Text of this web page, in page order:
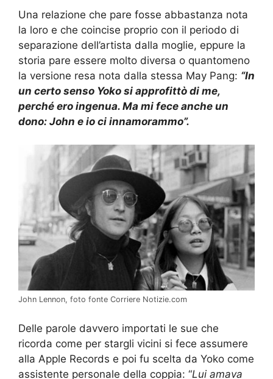
Una relazione che pare fosse abbastanza nota
la loro e che coincise proprio con il periodo di
separazione dell’artista dalla moglie, eppure la
storia pare essere molto diversa o quantomeno
la versione resa nota dalla stessa May Pang: “In
un certo senso Yoko si approfittò di me,
perché ero ingenua. Ma mi fece anche un
dono: John e io ci innamorammo”.
John Lennon, foto fonte Corriere Notizie.com
Delle parole davvero importati le sue che
ricorda come per stargli vicini si fece assumere
alla Apple Records e poi fu scelta da Yoko come
assistente personale della coppia: “Lui amava